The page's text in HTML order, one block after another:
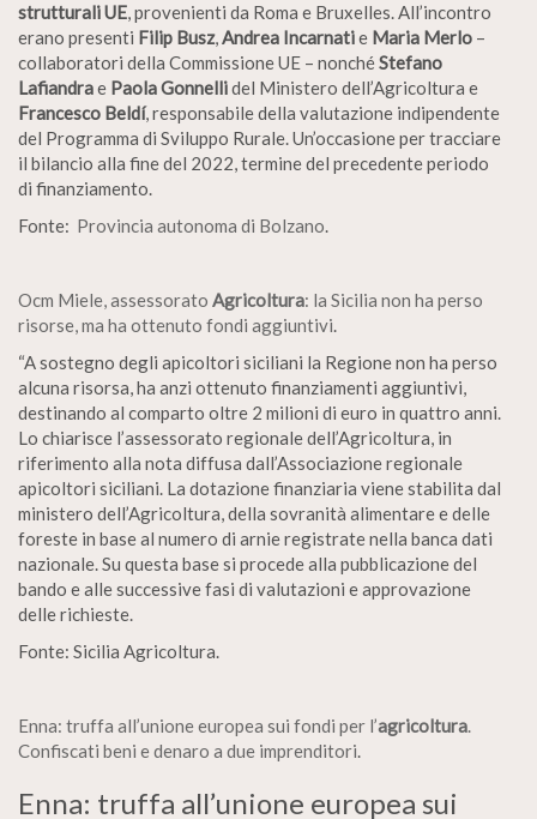
strutturali UE, provenienti da Roma e Bruxelles. All’incontro
erano presenti Filip Busz,Andrea Incarnatie Maria Merlo –
collaboratori della Commissione UE – nonchéStefano
Lafiandrae Paola Gonnellidel Ministero dell’Agricoltura e
Francesco Beldí, responsabile della valutazione indipendente
del Programma di Sviluppo Rurale. Un’occasione per tracciare
il bilancio alla fine del 2022, termine del precedente periodo
di finanziamento.
Fonte: Provincia autonoma di Bolzano.
Ocm Miele, assessorato Agricoltura: la Sicilia non ha perso
risorse, ma ha ottenuto fondi aggiuntivi.
“A sostegno degli apicoltori siciliani la Regione non ha perso
alcuna risorsa, ha anzi ottenuto finanziamenti aggiuntivi,
destinando al comparto oltre 2 milioni di euro in quattro anni.
Lo chiarisce l’assessorato regionale dell’Agricoltura, in
riferimento alla nota diffusa dall’Associazione regionale
apicoltori siciliani. La dotazione finanziaria viene stabilita dal
ministero dell’Agricoltura, della sovranità alimentare e delle
foreste in base al numero di arnie registrate nella banca dati
nazionale. Su questa base si procede alla pubblicazione del
bando e alle successive fasi di valutazioni e approvazione
delle richieste.
Fonte: Sicilia Agricoltura.
Enna: truffa all’unione europea sui fondi per l’agricoltura.
Confiscati beni e denaro a due imprenditori.
Enna: truffa all’unione europea sui